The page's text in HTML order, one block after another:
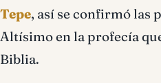
Tepe, así se confirmó las
Altísimo en la profecía
Biblia.